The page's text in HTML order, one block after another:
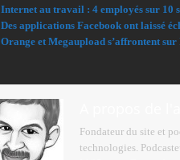
Internet au travail : 4 employés sur 10
Des applications Facebook ont laissé
Orange et Megaupload s’affrontent
Fondateur du site et
technologies.